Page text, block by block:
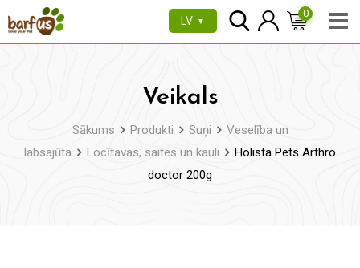
uz
LV ▼
0
Veikals
Sākums Produkti Suņi
Veselība un
labsajūta
Locītavas, saites un kauli
Holista Pets Arthro
doctor 200g